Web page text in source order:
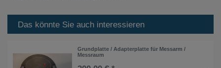
Das könnte Sie auch interessieren
Grundplatte / Adapterplatte für Messarm /
Messraum